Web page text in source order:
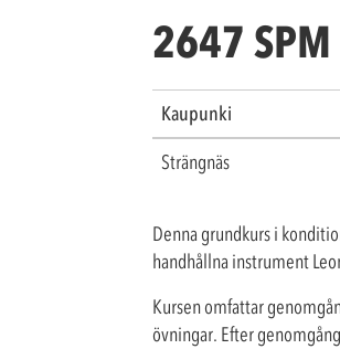
2647
Kaupunki
Strängnäs
Denna grundkurs i
handhållna instrument
Kursen omfattar
övningar. Efter